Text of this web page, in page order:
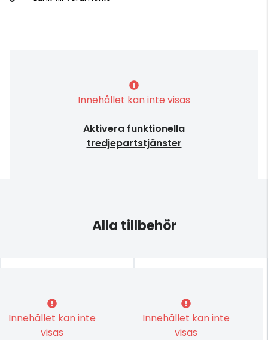
Innehållet kan inte visas
Aktivera funktionella
tredjepartstjänster
Alla tillbehör
Innehållet kan inte
visas
Innehållet kan inte
visas